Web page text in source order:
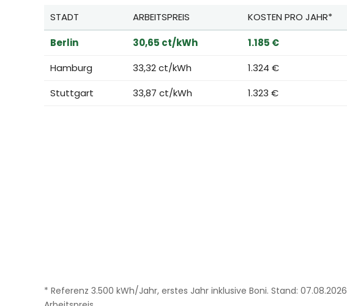
STADT ARBEITSPREIS
KOSTEN PRO JAHR*
Berlin
30,65 ct/kWh
1.185 €
Hamburg
33,32 ct/kWh
1.324 €
Stuttgart
33,87 ct/kWh 1.323 €
* Referenz 3.500 kWh/Jahr, erstes Jahr inklusive Boni. Stand: